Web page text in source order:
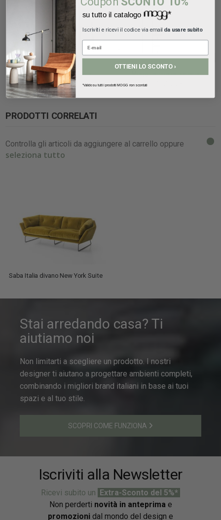
Mogg lampada Alla Scala
994,24 €
PRODOTTI CORRELATI
Controlla gli articoli da aggiungere al carrello oppure
seleziona tutto
Saba Italia divano New York Suite
Stai arredando casa? Ti
aiutiamo noi
Non limitarti a scegliere un prodotto. I nostri
designer ti aiutano a progettare ambienti completi,
combinando i migliori brand italiani in base ai tuoi
spazi e al tuo stile.
SCOPRI COME FUNZIONA
Iscriviti alla Newsletter
Ricevi subito un Extra-Sconto del 5%*
Non perderti novità in anteprima e
promozioni dal mondo del design e
su tutto il catalogo *
Iscriviti e ricevi il codice via email da usare subito
OTTIENI LO SCONTO ›
*Valido su tutti i prodotti MOGG non scontati